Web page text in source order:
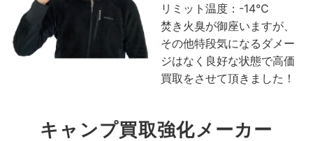
リミット温度：-14℃
焚き火臭が御座いますが、
その他特段気になるダメー
ジはなく良好な状態で高価
買取をさせて頂きました！
キャンプ買取強化メーカー